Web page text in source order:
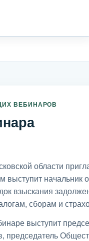
ВЕБИНАРОВ
области
выступит начальник
взыскания
сборам и
выступит
председатель